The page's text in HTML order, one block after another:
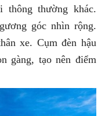
thường khác.
góc nhìn rộng.
xe. Cụm đèn hậu
gàng, tạo nên điểm